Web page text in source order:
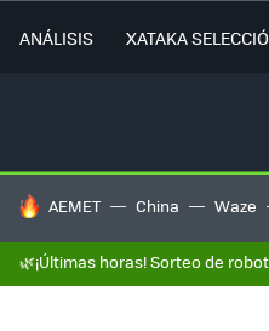
ANÁLISIS XATAKA
HOY SE HABLA DE
AEMET China Waze
🌿¡Últimas horas! Sorteo de